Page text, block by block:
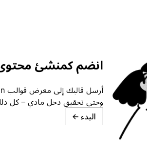
انضم كمنشئ
وحتى تحقيق دخل مادي – كل
البدء →